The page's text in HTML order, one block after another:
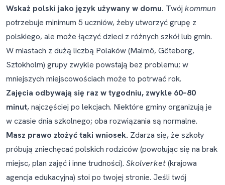
Wskaż polski jako język używany w domu. Twój kommun
potrzebuje minimum 5 uczniów, żeby utworzyć grupę z
polskiego, ale może łączyć dzieci z różnych szkół lub gmin.
W miastach z dużą liczbą Polaków (Malmö, Göteborg,
Sztokholm) grupy zwykle powstają bez problemu; w
mniejszych miejscowościach może to potrwać rok.
Zajęcia odbywają się raz w tygodniu, zwykle 60–80
minut, najczęściej po lekcjach. Niektóre gminy organizują je
w czasie dnia szkolnego; oba rozwiązania są normalne.
Masz prawo złożyć taki wniosek. Zdarza się, że szkoły
próbują zniechęcać polskich rodziców (powołując się na brak
miejsc, plan zajęć i inne trudności). Skolverket(krajowa
agencja edukacyjna) stoi po twojej stronie. Jeśli twój